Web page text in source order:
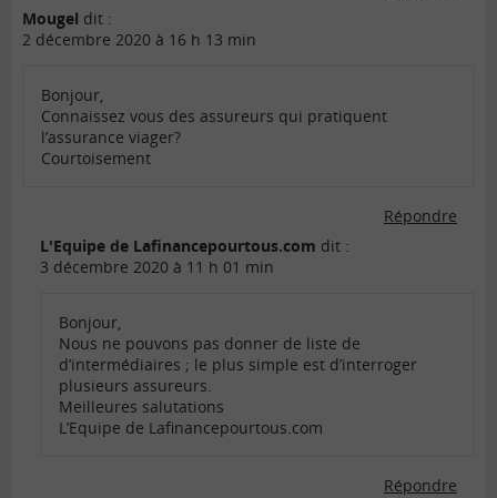
Mougel dit :
2 décembre 2020 à 16 h 13 min
Bonjour,
Connaissez vous des assureurs qui pratiquent
l’assurance viager?
Courtoisement
Répondre
L'Equipe de Lafinancepourtous.com dit :
3 décembre 2020 à 11 h 01 min
Bonjour,
Nous ne pouvons pas donner de liste de
d’intermédiaires ; le plus simple est d’interroger
plusieurs assureurs.
Meilleures salutations
L’Equipe de Lafinancepourtous.com
Répondre